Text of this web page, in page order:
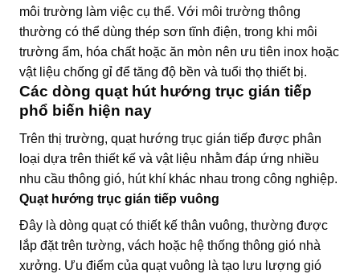
môi trường làm việc cụ thể. Với môi trường thông
thường có thể dùng thép sơn tĩnh điện, trong khi môi
trường ẩm, hóa chất hoặc ăn mòn nên ưu tiên inox hoặc
vật liệu chống gỉ để tăng độ bền và tuổi thọ thiết bị.
Các dòng quạt hút hướng trục gián tiếp
phổ biến hiện nay
Trên thị trường, quạt hướng trục gián tiếp được phân
loại dựa trên thiết kế và vật liệu nhằm đáp ứng nhiều
nhu cầu thông gió, hút khí khác nhau trong công nghiệp.
Quạt hướng trục gián tiếp vuông
Đây là dòng quạt có thiết kế thân vuông, thường được
lắp đặt trên tường, vách hoặc hệ thống thông gió nhà
xưởng. Ưu điểm của quạt vuông là tạo lưu lượng gió